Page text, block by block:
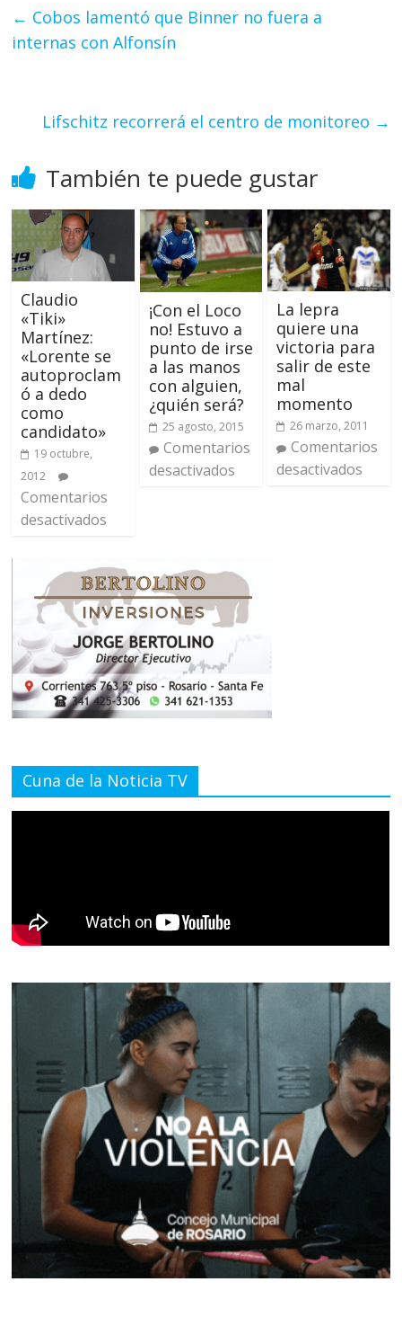
← Cobos lamentó que Binner no fuera a
internas con Alfonsín
Lifschitz recorrerá el centro de monitoreo →
También te puede gustar
Claudio
«Tiki»
Martínez:
«Lorente se
autoproclam
ó a dedo
como
candidato»
19 octubre,
2012
Comentarios
desactivados
¡Con el Loco
no! Estuvo a
punto de irse
a las manos
con alguien,
¿quién será?
25 agosto, 2015
Comentarios
desactivados
La lepra
quiere una
victoria para
salir de este
mal
momento
26 marzo, 2011
Comentarios
desactivados
Cuna de la Noticia TV